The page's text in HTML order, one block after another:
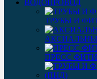
ВОДОПРОВОД
ТРУБЫ И
ПРЕСС